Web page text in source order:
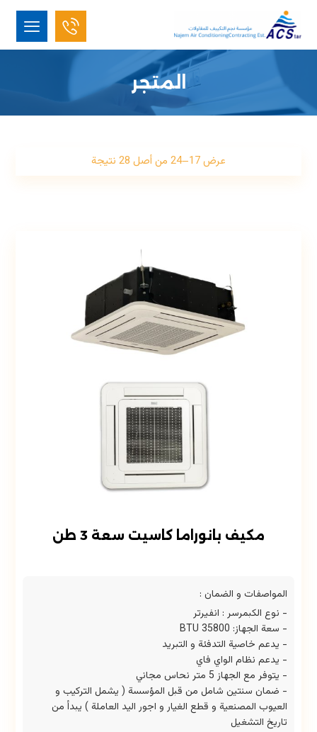
المتجر
عرض 17–24 من أصل 28 نتيجة
مكيف بانوراما كاسيت سعة 3 طن
المواصفات و الضمان :
- نوع الكبمرسر : انفيرتر
- ⁠سعة الجهاز: 35800 BTU
- يدعم خاصية التدفئة و التبريد
- يدعم نظام الواي فاي
- يتوفر مع الجهاز 5 متر نحاس مجاني
- ضمان سنتين شامل من قبل المؤسسة ( يشمل التركيب و
العيوب المصنعية و قطع الغيار و اجور اليد العاملة ) يبدأ من
تاريخ التشغيل